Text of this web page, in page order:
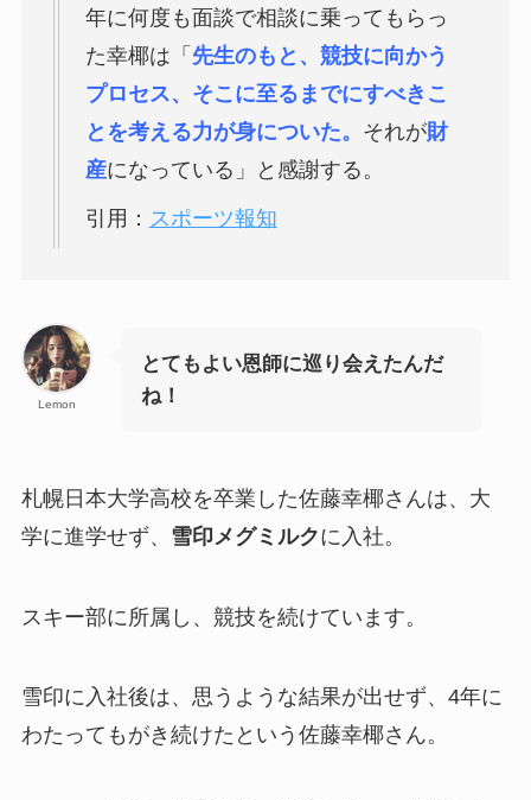
年に何度も面談で相談に乗ってもらっ
た幸椰は「 先生のもと、競技に向かう
プロセス、そこに至るまでにすべきこ
とを考える力が身についた。 それが財
産になっている」と感謝する。
引用： スポーツ報知
Lemon
とてもよい恩師に巡り会えたんだ
ね！
札幌日本大学高校を卒業した佐藤幸椰さんは、大
学に進学せず、 雪印メグミルクに入社。
スキー部に所属し、競技を続けています。
雪印に入社後は、思うような結果が出せず、4年に
わたってもがき続けたという佐藤幸椰さん。